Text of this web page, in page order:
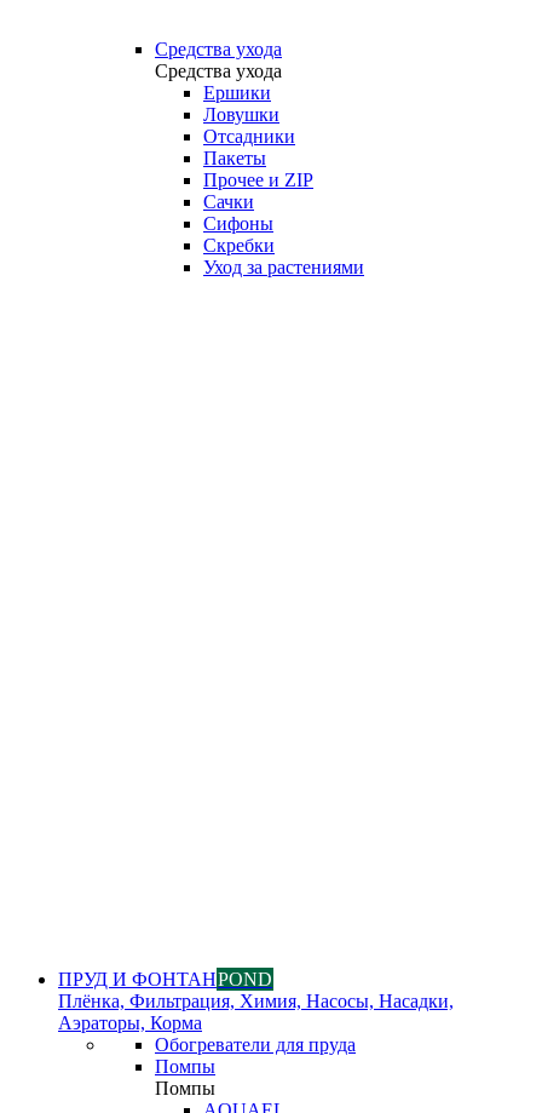
Средства ухода
Средства ухода
Ершики
Ловушки
Отсадники
Пакеты
Прочее и ZIP
Сачки
Сифоны
Скребки
Уход за растениями
ПРУД И ФОНТАНPOND
Плёнка, Фильтрация, Химия, Насосы, Насадки,
Аэраторы, Корма
Обогреватели для пруда
Помпы
Помпы